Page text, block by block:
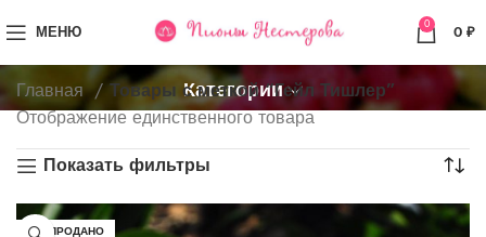
МЕНЮ 0 0 ₽
Категории
Главная
Товары с меткой “Гейл Тишлер”
Отображение единственного товара
Показать фильтры
РАСПРОДАНО